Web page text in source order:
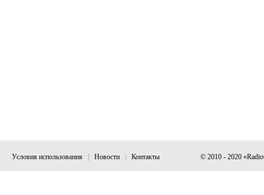
Условия использования Новости Контакты © 2010 - 2020